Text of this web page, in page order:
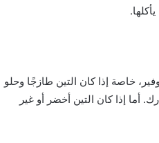
خاصة إذا كان التين طازجًا وحلو
أما إذا كان التين أخضر أو غير